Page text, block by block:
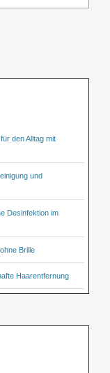
den Alltag mit
und
Desinfektion im
Brille
Haarentfernung